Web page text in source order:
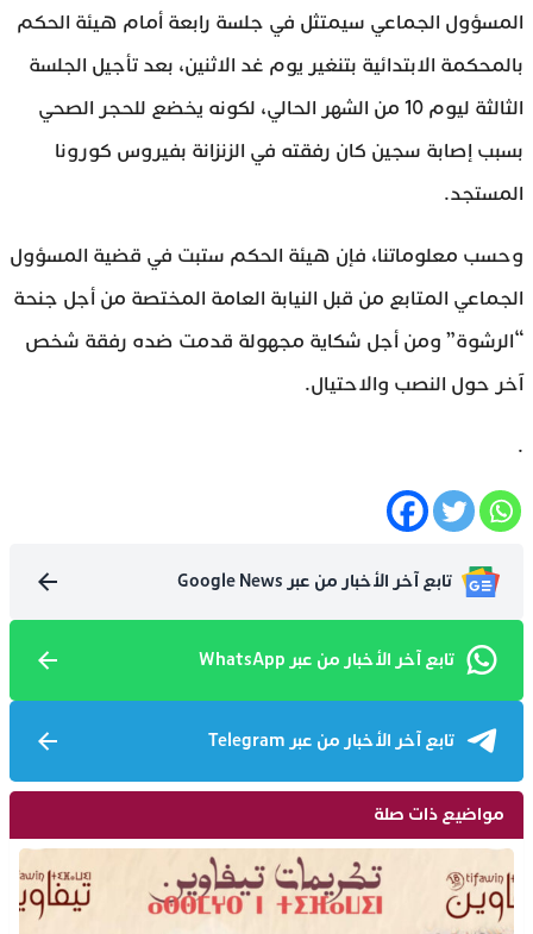
المسؤول الجماعي سيمتثل في جلسة رابعة أمام هيئة الحكم
بالمحكمة الابتدائية بتنغير يوم غد الاثنين، بعد تأجيل الجلسة
الثالثة ليوم 10 من الشهر الحالي، لكونه يخضع للحجر الصحي
بسبب إصابة سجين كان رفقته في الزنزانة بفيروس كورونا
المستجد.
وحسب معلوماتنا، فإن هيئة الحكم ستبت في قضية المسؤول
الجماعي المتابع من قبل النيابة العامة المختصة من أجل جنحة
“الرشوة” ومن أجل شكاية مجهولة قدمت ضده رفقة شخص
آخر حول النصب والاحتيال.
.
تابع آخر الأخبار من عبر Google News
تابع آخر الأخبار من عبر WhatsApp
تابع آخر الأخبار من عبر Telegram
مواضيع ذات صلة